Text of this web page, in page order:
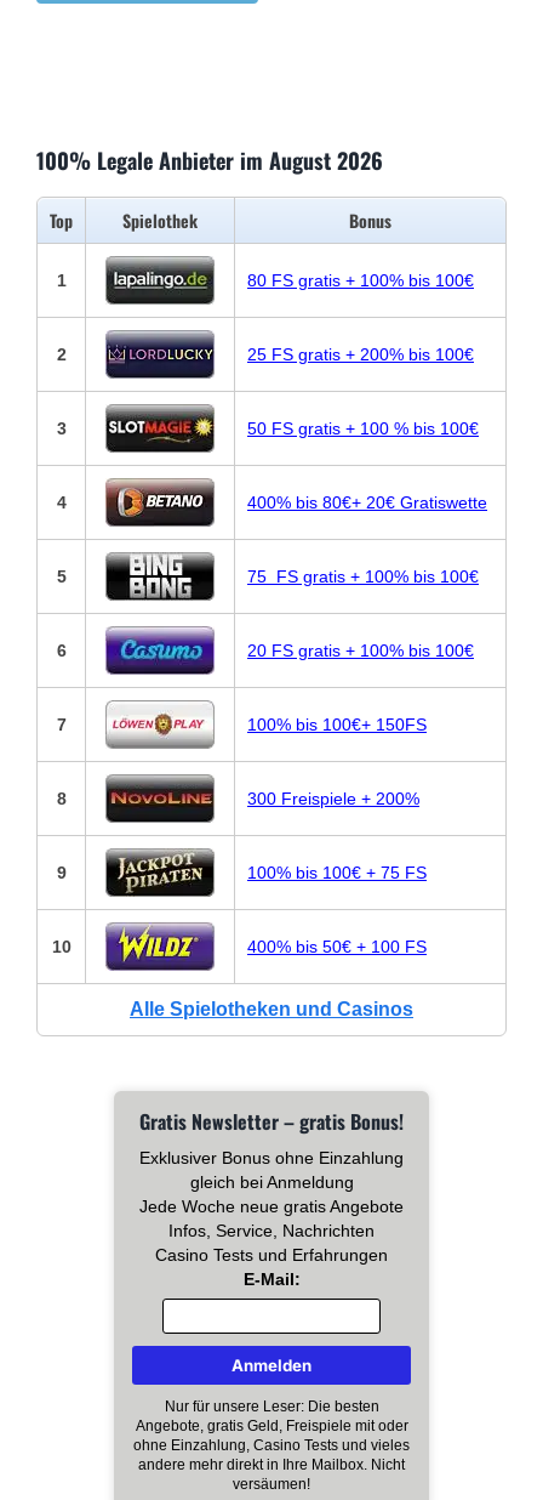
100% Legale Anbieter im August 2026
Top Spielothek Bonus
1 80 FS gratis + 100% bis 100€
2 25 FS gratis + 200% bis 100€
3 50 FS gratis + 100 % bis 100€
4 400% bis 80€+ 20€ Gratiswette
5 75 FS gratis + 100% bis 100€
6 20 FS gratis + 100% bis 100€
7 100% bis 100€+ 150FS
8 300 Freispiele + 200%
9 100% bis 100€ + 75 FS
10 400% bis 50€ + 100 FS
Alle Spielotheken und Casinos
Gratis Newsletter – gratis Bonus!
Exklusiver Bonus ohne Einzahlung
gleich bei Anmeldung
Jede Woche neue gratis Angebote
Infos, Service, Nachrichten
Casino Tests und Erfahrungen
E-Mail:
Nur für unsere Leser: Die besten
Angebote, gratis Geld, Freispiele mit oder
ohne Einzahlung, Casino Tests und vieles
andere mehr direkt in Ihre Mailbox. Nicht
versäumen!